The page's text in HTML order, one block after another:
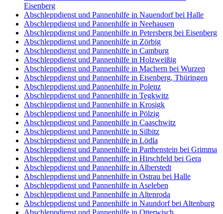
Eisenberg
Abschleppdienst und Pannenhilfe in Nauendorf bei Halle
Abschleppdienst und Pannenhilfe in Neehausen
Abschleppdienst und Pannenhilfe in Petersberg bei Eisenberg
Abschleppdienst und Pannenhilfe in Zörbig
Abschleppdienst und Pannenhilfe in Camburg
Abschleppdienst und Pannenhilfe in Holzweißig
Abschleppdienst und Pannenhilfe in Machern bei Wurzen
Abschleppdienst und Pannenhilfe in Eisenberg, Thüringen
Abschleppdienst und Pannenhilfe in Polenz
Abschleppdienst und Pannenhilfe in Tegkwitz
Abschleppdienst und Pannenhilfe in Krosigk
Abschleppdienst und Pannenhilfe in Pölzig
Abschleppdienst und Pannenhilfe in Caaschwitz
Abschleppdienst und Pannenhilfe in Silbitz
Abschleppdienst und Pannenhilfe in Lödla
Abschleppdienst und Pannenhilfe in Parthenstein bei Grimma
Abschleppdienst und Pannenhilfe in Hirschfeld bei Gera
Abschleppdienst und Pannenhilfe in Alberstedt
Abschleppdienst und Pannenhilfe in Ostrau bei Halle
Abschleppdienst und Pannenhilfe in Aseleben
Abschleppdienst und Pannenhilfe in Altenroda
Abschleppdienst und Pannenhilfe in Naundorf bei Altenburg
Abschleppdienst und Pannenhilfe in Otterwisch